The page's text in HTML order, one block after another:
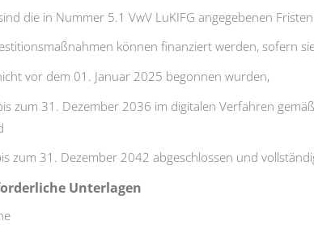
die in Nummer 5.1 VwV LuKIFG angegebenen Fristen
können finanziert werden, sofern
vor dem 01. Januar 2025 begonnen wurden,
zum 31. Dezember 2036 im digitalen Verfahren
zum 31. Dezember 2042 abgeschlossen und
Unterlagen